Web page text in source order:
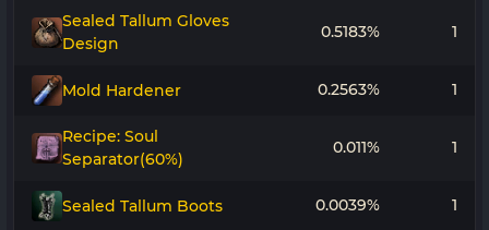
Sealed Tallum Gloves
Design
0.5183% 1
Mold Hardener 0.2563% 1
Recipe: Soul
Separator(60%)
0.011% 1
Sealed Tallum Boots 0.0039% 1